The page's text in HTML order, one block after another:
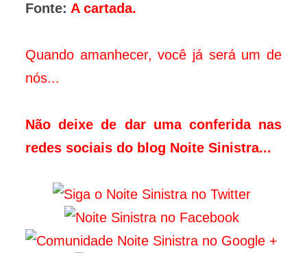
Fonte: A cartada.
Quando amanhecer, você já será um de
nós...
Não deixe de dar uma conferida nas
redes sociais do blog Noite Sinistra...